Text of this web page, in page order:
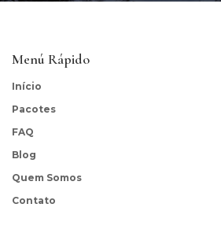
Menú Rápido
Início
Pacotes
FAQ
Blog
Quem Somos
Contato